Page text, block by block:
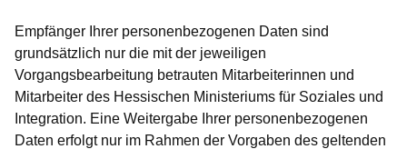
Empfänger Ihrer personenbezogenen Daten sind
grundsätzlich nur die mit der jeweiligen
Vorgangsbearbeitung betrauten Mitarbeiterinnen und
Mitarbeiter des Hessischen Ministeriums für Soziales und
Integration. Eine Weitergabe Ihrer personenbezogenen
Daten erfolgt nur im Rahmen der Vorgaben des geltenden